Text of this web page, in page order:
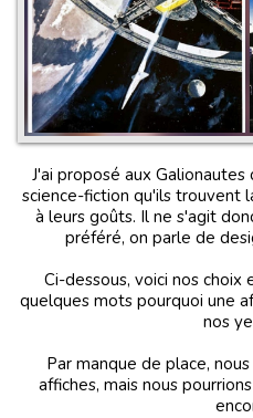
J'ai proposé aux Galionautes de poster l’affiche du film de
science-fiction qu'ils trouvent
à leurs goûts. Il ne s'agit
préféré, on parle de
Ci-dessous, voici nos
quelques mots pourquoi une
nos
Par manque de place,
affiches, mais nous